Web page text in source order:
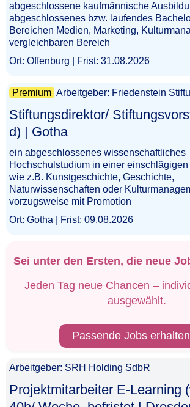
abgeschlossene kaufmännische
abgeschlossenes bzw. laufendes
Bereichen Medien, Marketing,
vergleichbaren Bereich
Ort: Offenburg | Frist: 31.08.2026
Premium Arbeitgeber: Friedenstein
Stiftungsdirektor/
d) | Gotha​‌‌‌‌​​‌‌‌‌​‌​​‌‌​​
ein abgeschlossenes wissenschaftliches
Hochschulstudium in einer
wie z.B. Kunstgeschichte, Geschichte,
Naturwissenschaften oder
vorzugsweise mit Promotion
Ort: Gotha | Frist: 09.08.2026
Sei unter den Ersten, die neue
Jeden Tag neue Chancen –
ausgewählt.
Passende Jobs
Arbeitgeber: SRH Holding SdbR
Projektmitarbeiter E-Learning